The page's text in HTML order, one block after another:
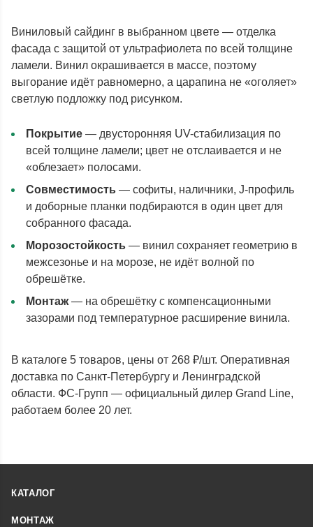
Виниловый сайдинг в выбранном цвете — отделка
фасада с защитой от ультрафиолета по всей толщине
ламели. Винил окрашивается в массе, поэтому
выгорание идёт равномерно, а царапина не «оголяет»
светлую подложку под рисунком.
Покрытие — двусторонняя UV-стабилизация по
всей толщине ламели; цвет не отслаивается и не
«облезает» полосами.
Совместимость — софиты, наличники, J-профиль
и доборные планки подбираются в один цвет для
собранного фасада.
Морозостойкость — винил сохраняет геометрию в
межсезонье и на морозе, не идёт волной по
обрешётке.
Монтаж— на обрешётку с компенсационными
зазорами под температурное расширение винила.
В каталоге 5 товаров, цены от 268 ₽/шт. Оперативная
доставка по Санкт-Петербургу и Ленинградской
области. ФС-Групп — официальный дилер Grand Line,
работаем более 20 лет.
КАТАЛОГ
МОНТАЖ